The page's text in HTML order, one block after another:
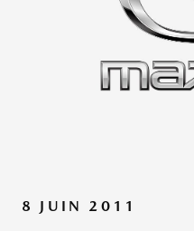
8 JUIN 2011